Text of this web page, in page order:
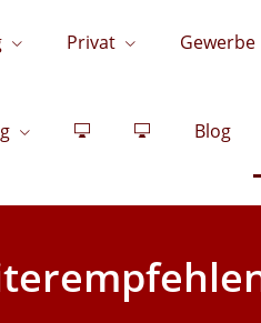
Privat Gewerbe
Blog